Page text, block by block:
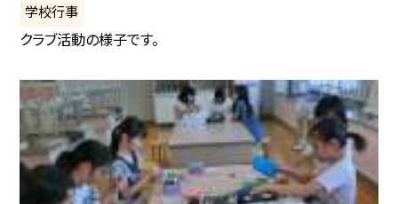
学校行事
クラブ活動の様子です。